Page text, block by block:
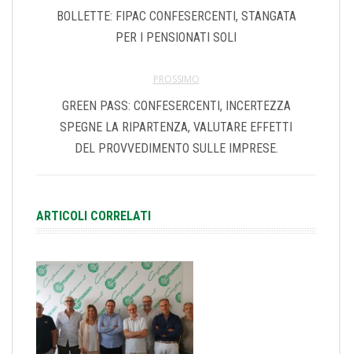
BOLLETTE: FIPAC CONFESERCENTI, STANGATA
PER I PENSIONATI SOLI
PROSSIMO
GREEN PASS: CONFESERCENTI, INCERTEZZA
SPEGNE LA RIPARTENZA, VALUTARE EFFETTI
DEL PROVVEDIMENTO SULLE IMPRESE.
ARTICOLI CORRELATI